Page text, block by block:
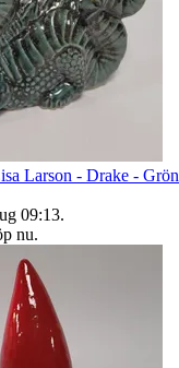
Larson - Drake -
09:13.
nu.